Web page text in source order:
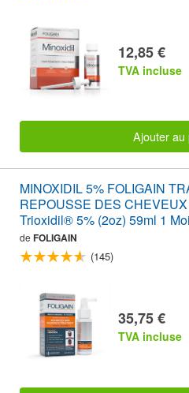
12,85 €
TVA incluse
Ajouter au
MINOXIDIL 5% FOLIGAIN
REPOUSSE DES
Trioxidil® 5% (2oz) 59ml 1
de FOLIGAIN
(145)
35,75 €
TVA incluse